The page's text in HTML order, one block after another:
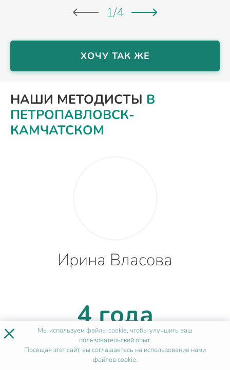
1/4
ХОЧУ ТАК ЖЕ
НАШИ МЕТОДИСТЫ В
ПЕТРОПАВЛОВСК-
КАМЧАТСКОМ
Ирина Власова
4 года
опыта
× Мы используемфайлы cookie, чтобы улучшить ваш
пользовательский опыт.
Посещая этот сайт, вы соглашаетесь на использование нами
файлов cookie.